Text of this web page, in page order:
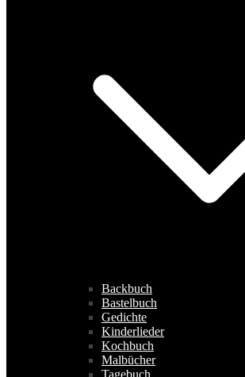
Backbuch
Bastelbuch
Gedichte
Kinderlieder
Kochbuch
Malbücher